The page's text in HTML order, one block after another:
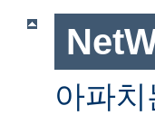
아파